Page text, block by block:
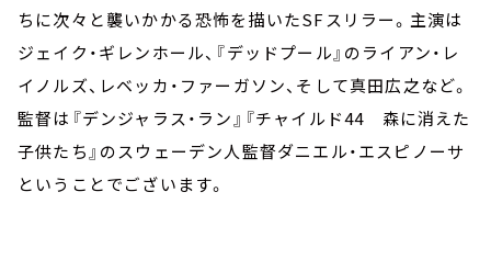
ちに次々と襲いかかる恐怖を描いたSFスリラー。主演は
ジェイク・ギレンホール、『デッドプール』のライアン・レ
イノルズ、レベッカ・ファーガソン、そして真田広之など。
監督は『デンジャラス・ラン』『チャイルド44 森に消えた
子供たち』のスウェーデン人監督ダニエル・エスピノーサ
ということでございます。